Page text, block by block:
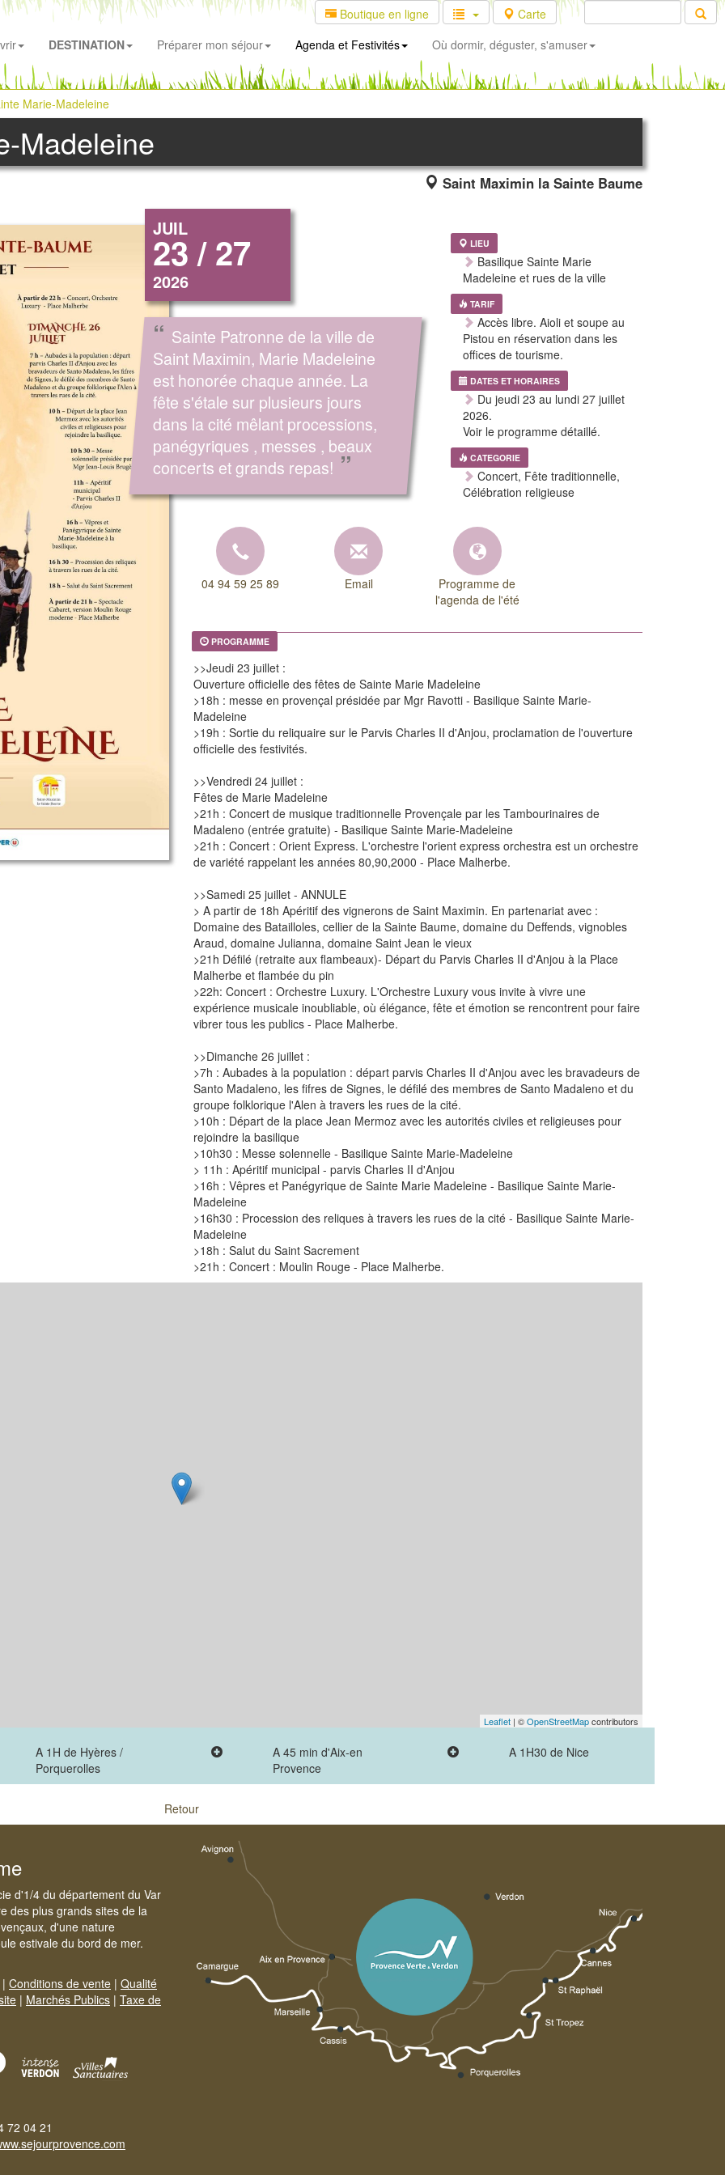
Boutique en ligne
Carte
DESTINATION Préparer mon séjour Agenda et Festivités Où dormir, déguster, s'amuser
Marie-Madeleine
Madeleine
Saint Maximin la Sainte Baume
JUIL
23 / 27
2026
“ Sainte Patronne de la ville de
Saint Maximin, Marie Madeleine
est honorée chaque année. La
fête s'étale sur plusieurs jours
dans la cité mêlant processions,
panégyriques , messes , beaux
concerts et grands repas! ”
LIEU
Basilique Sainte Marie
Madeleine et rues de la ville
TARIF
Accès libre. Aioli et soupe au
Pistou en réservation dans les
offices de tourisme.
DATES ET HORAIRES
Du jeudi 23 au lundi 27 juillet
2026.
Voir le programme détaillé.
CATEGORIE
Concert, Fête traditionnelle,
Célébration religieuse
04 94 59 25 89 Email
Programme de
l'agenda de l'été
PROGRAMME
>>Jeudi 23 juillet :
Ouverture officielle des fêtes de Sainte Marie Madeleine
>18h : messe en provençal présidée par Mgr Ravotti - Basilique Sainte Marie-
Madeleine
>19h : Sortie du reliquaire sur le Parvis Charles II d'Anjou, proclamation de l'ouverture
officielle des festivités.
>>Vendredi 24 juillet :
Fêtes de Marie Madeleine
>21h : Concert de musique traditionnelle Provençale par les Tambourinaires de
Madaleno (entrée gratuite) - Basilique Sainte Marie-Madeleine
>21h : Concert : Orient Express. L'orchestre l'orient express orchestra est un orchestre
de variété rappelant les années 80,90,2000 - Place Malherbe.
>>Samedi 25 juillet - ANNULE
> A partir de 18h Apéritif des vignerons de Saint Maximin. En partenariat avec :
Domaine des Batailloles, cellier de la Sainte Baume, domaine du Deffends, vignobles
Araud, domaine Julianna, domaine Saint Jean le vieux
>21h Défilé (retraite aux flambeaux)- Départ du Parvis Charles II d'Anjou à la Place
Malherbe et flambée du pin
>22h: Concert : Orchestre Luxury. L'Orchestre Luxury vous invite à vivre une
expérience musicale inoubliable, où élégance, fête et émotion se rencontrent pour faire
vibrer tous les publics - Place Malherbe.
>>Dimanche 26 juillet :
>7h : Aubades à la population : départ parvis Charles II d'Anjou avec les bravadeurs de
Santo Madaleno, les fifres de Signes, le défilé des membres de Santo Madaleno et du
groupe folklorique l'Alen à travers les rues de la cité.
>10h : Départ de la place Jean Mermoz avec les autorités civiles et religieuses pour
rejoindre la basilique
>10h30 : Messe solennelle - Basilique Sainte Marie-Madeleine
> 11h : Apéritif municipal - parvis Charles II d'Anjou
>16h : Vêpres et Panégyrique de Sainte Marie Madeleine - Basilique Sainte Marie-
Madeleine
>16h30 : Procession des reliques à travers les rues de la cité - Basilique Sainte Marie-
Madeleine
>18h : Salut du Saint Sacrement
>21h : Concert : Moulin Rouge - Place Malherbe.
Leaflet | ©OpenStreetMapcontributors
A 1H de Hyères /
Porquerolles
A 45 min d'Aix-en
Provence
A 1H30 de Nice
Retour
d'1/4 du département du Var
des plus grands sites de la
d'une nature
estivale du bord de mer.
| Conditions de vente | Qualité
| Marchés Publics | Taxe de
72 04 21